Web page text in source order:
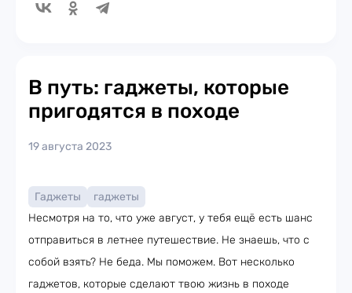
В путь: гаджеты, которые
пригодятся в походе
19 августа 2023
Гаджеты
гаджеты
Несмотря на то, что уже август, у тебя ещё есть шанс
отправиться в летнее путешествие. Не знаешь, что с
собой взять? Не беда. Мы поможем. Вот несколько
гаджетов, которые сделают твою жизнь в походе